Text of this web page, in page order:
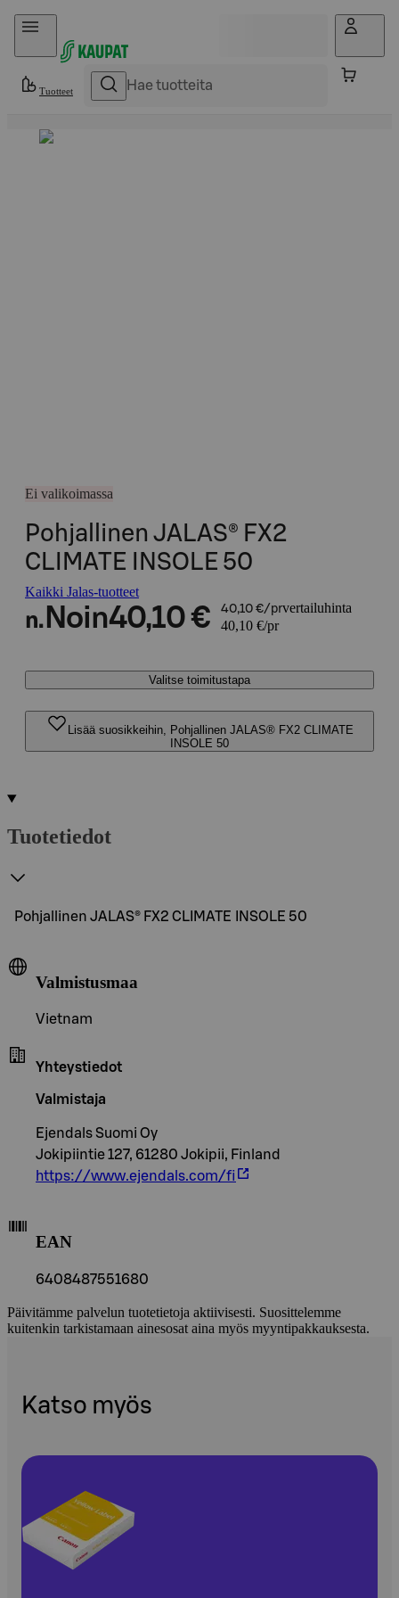
Hyppää sisältöön
Tuotteet
Ei valikoimassa
Pohjallinen JALAS® FX2
CLIMATE INSOLE 50
Kaikki Jalas-tuotteet
n. Noin40,10 € 40,10 €/prvertailuhinta
40,10 €/pr
Valitse toimitustapa
Lisää suosikkeihin, Pohjallinen JALAS® FX2 CLIMATE
INSOLE 50
Tuotetiedot
Pohjallinen JALAS® FX2 CLIMATE INSOLE 50
Valmistusmaa
Vietnam
Yhteystiedot
Valmistaja
Ejendals Suomi Oy
Jokipiintie 127, 61280 Jokipii, Finland
https://www.ejendals.com/fi
EAN
6408487551680
Päivitämme palvelun tuotetietoja aktiivisesti. Suosittelemme
kuitenkin tarkistamaan ainesosat aina myös myyntipakkauksesta.
Katso myös